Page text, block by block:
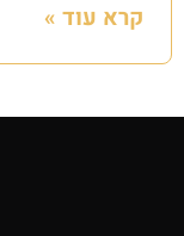
קרא עוד »